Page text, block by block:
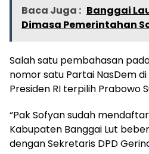
Baca Juga : Banggai
Dimasa Pemerintahan
Salah satu pembahasan
nomor satu Partai NasDem
Presiden RI terpilih Prabowo
“Pak Sofyan sudah
Kabupaten Banggai Lut
dengan Sekretaris DPD